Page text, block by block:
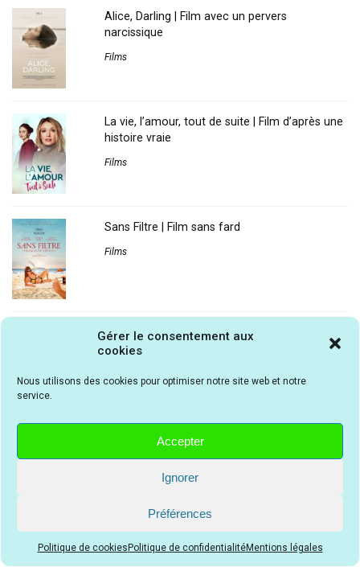
Gérer le consentement aux
cookies
Nous utilisons des cookies pour optimiser notre site web et notre
service.
Accepter
Ignorer
Préférences
Politique de cookies Politique de confidentialitéMentions légales
Alice, Darling | Film avec un pervers
narcissique
Films
La vie, l’amour, tout de suite | Film d’après une
histoire vraie
Films
Sans Filtre | Film sans fard
Films
Dual | Film de science-fiction déstabilisant
Films
Lame de fond | Film policier français fin
Films